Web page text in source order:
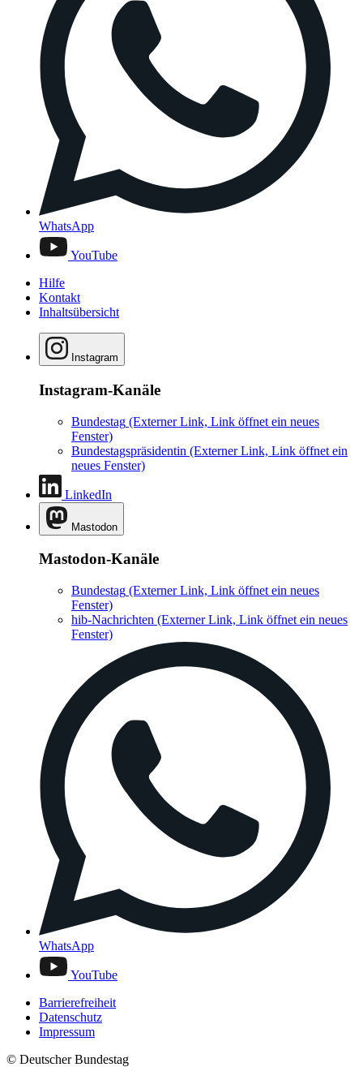
WhatsApp
YouTube
Hilfe
Kontakt
Inhaltsübersicht
Instagram
Instagram-Kanäle
Bundestag (Externer Link, Link öffnet ein neues
Fenster)
Bundestagspräsidentin (Externer Link, Link öffnet ein
neues Fenster)
LinkedIn
Mastodon
Mastodon-Kanäle
Bundestag (Externer Link, Link öffnet ein neues
Fenster)
hib-Nachrichten (Externer Link, Link öffnet ein neues
Fenster)
WhatsApp
YouTube
Barrierefreiheit
Datenschutz
Impressum
© Deutscher Bundestag